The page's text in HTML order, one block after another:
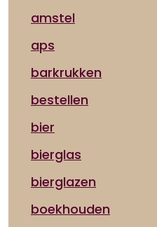
amstel
aps
barkrukken
bestellen
bier
bierglas
bierglazen
boekhouden